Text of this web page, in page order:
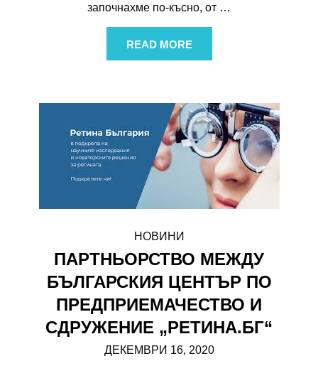
започнахме по-късно, от …
READ MORE
НОВИНИ
ПАРТНЬОРСТВО МЕЖДУ
БЪЛГАРСКИЯ ЦЕНТЪР ПО
ПРЕДПРИЕМАЧЕСТВО И
СДРУЖЕНИЕ „РЕТИНА.БГ“
ДЕКЕМВРИ 16, 2020